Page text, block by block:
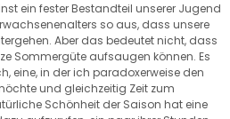
ein fester Bestandteil unserer Jugend
so aus, dass unsere
Aber das bedeutet nicht, dass
Sommergüte aufsaugen können. Es
eine, in der ich paradoxerweise den
und gleichzeitig Zeit zum
Schönheit der Saison hat eine